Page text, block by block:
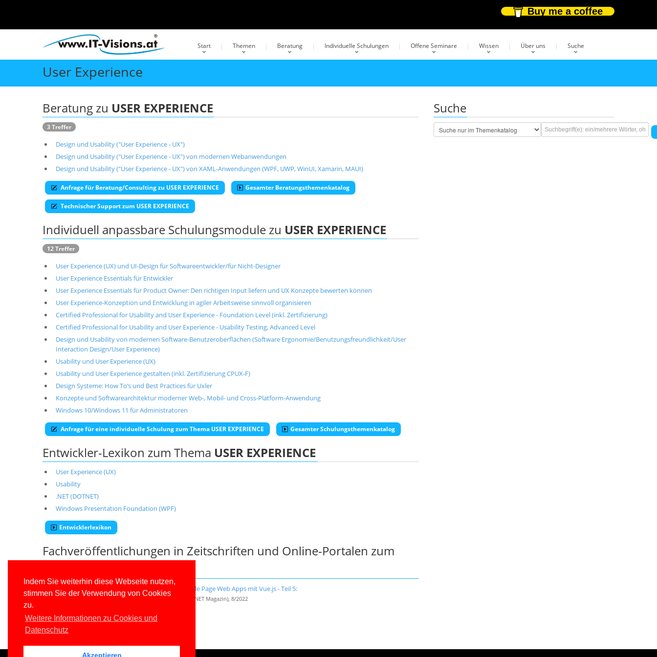
Indem Sie weiterhin diese Webseite nutzen,
stimmen Sie der Verwendung von Cookies
zu.
Weitere Informationen zu Cookies und
Datenschutz
Akzeptieren
Buy me a coffee
Start Themen Beratung Individuelle Schulungen Offene Seminare Wissen Über uns Suche
User Experience
Beratung zu USER EXPERIENCE
3 Treffer
Design und Usability ("User Experience - UX")
Design und Usability ("User Experience - UX") von modernen Webanwendungen
Design und Usability ("User Experience - UX") von XAML-Anwendungen (WPF, UWP, WinUI, Xamarin, MAUI)
Anfrage für Beratung/Consulting zu USER EXPERIENCE Gesamter Beratungsthemenkatalog
Technischer Support zum USER EXPERIENCE
Individuell anpassbare Schulungsmodule zu USER EXPERIENCE
12 Treffer
User Experience (UX) und UI-Design für Softwareentwickler/für Nicht-Designer
User Experience Essentials für Entwickler
User Experience Essentials für Product Owner: Den richtigen Input liefern und UX Konzepte bewerten können
User Experience-Konzeption und Entwicklung in agiler Arbeitsweise sinnvoll organisieren
Certified Professional for Usability and User Experience - Foundation Level (inkl. Zertifizierung)
Certified Professional for Usability and User Experience - Usability Testing, Advanced Level
Design und Usability von modernen Software-Benutzeroberflächen (Software Ergonomie/Benutzungsfreundlichkeit/User
Interaction Design/User Experience)
Usability und User Experience (UX)
Usability und User Experience gestalten (inkl. Zertifizierung CPUX-F)
Design Systeme: How To‘s und Best Practices für Uxler
Konzepte und Softwarearchitektur moderner Web-, Mobil- und Cross-Platform-Anwendung
Windows 10/Windows 11 für Administratoren
Anfrage für eine individuelle Schulung zum Thema USER EXPERIENCE Gesamter Schulungsthemenkatalog
Entwickler-Lexikon zum Thema USER EXPERIENCE
User Experience (UX)
Usability
.NET (DOTNET)
Windows Presentation Foundation (WPF)
Entwicklerlexikon
Fachveröffentlichungen in Zeitschriften und Online-Portalen zum
Verschönerungsarbeiten: Tutorial Moderne Single Page Web Apps mit Vue.js - Teil 5:
Zeitschriftenbeitrag: Windows Developer (vormals: dot.NET Magazin), 8/2022
Weitere Fachveröffentlichungen
Suche